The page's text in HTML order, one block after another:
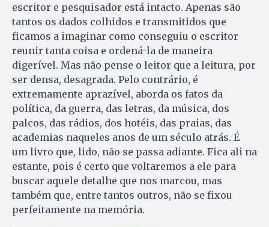
escritor e pesquisador está intacto. Apenas são
tantos os dados colhidos e transmitidos que
ficamos a imaginar como conseguiu o escritor
reunir tanta coisa e ordená-la de maneira
digerível. Mas não pense o leitor que a leitura, por
ser densa, desagrada. Pelo contrário, é
extremamente aprazível, aborda os fatos da
política, da guerra, das letras, da música, dos
palcos, das rádios, dos hotéis, das praias, das
academias naqueles anos de um século atrás. É
um livro que, lido, não se passa adiante. Fica ali na
estante, pois é certo que voltaremos a ele para
buscar aquele detalhe que nos marcou, mas
também que, entre tantos outros, não se fixou
perfeitamente na memória.